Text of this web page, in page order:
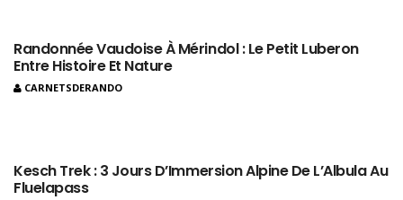
Randonnée Vaudoise À Mérindol : Le Petit Luberon
Entre Histoire Et Nature
CARNETSDERANDO
Kesch Trek : 3 Jours D’Immersion Alpine De L’Albula Au
Fluelapass